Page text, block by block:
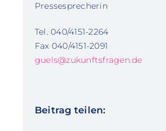
Pressesprecherin
Tel. 040/4151-2264
Fax 040/4151-2091
guels@zukunftsfragen.de
Beitrag teilen: